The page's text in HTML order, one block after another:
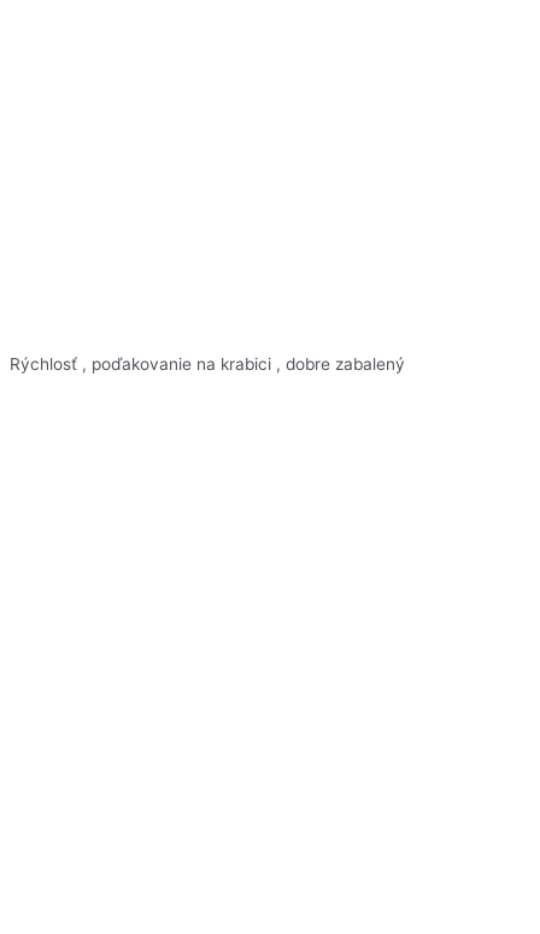
Rýchlosť , poďakovanie na krabici , dobre zabalený